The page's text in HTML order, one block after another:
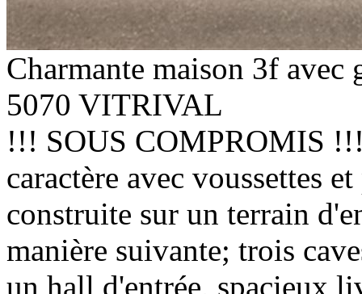
Charmante maison 3f avec
5070 VITRIVAL
!!! SOUS COMPROMIS
caractère avec voussettes
construite sur un terrain
manière suivante; trois
un hall d'entrée, spacieux